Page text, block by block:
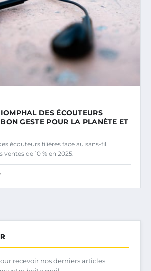
DES ÉCOUTEURS
GESTE POUR LA PLANÈTE ET
écouteurs filières face au sans-fil.
de 10 % en 2025.
recevoir nos derniers articles